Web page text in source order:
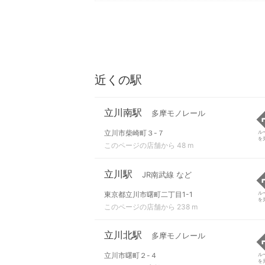
近くの駅
立川南駅 多摩モノレール
立川市柴崎町３-７
このページの店舗から 48 m
ル
を
立川駅 JR南武線 など
東京都立川市曙町二丁目1-1
このページの店舗から 238 m
ル
を
立川北駅 多摩モノレール
立川市曙町２-４
ル
を